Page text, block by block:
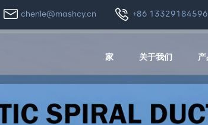
chenle@mashcy.cn +86 13329184596
家 关于我们